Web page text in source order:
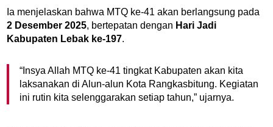
Ia menjelaskan bahwa MTQ ke-41 akan berlangsung pada
2 Desember 2025, bertepatan dengan Hari Jadi
Kabupaten Lebak ke-197.
“Insya Allah MTQ ke-41 tingkat Kabupaten akan kita
laksanakan di Alun-alun Kota Rangkasbitung. Kegiatan
ini rutin kita selenggarakan setiap tahun,” ujarnya.